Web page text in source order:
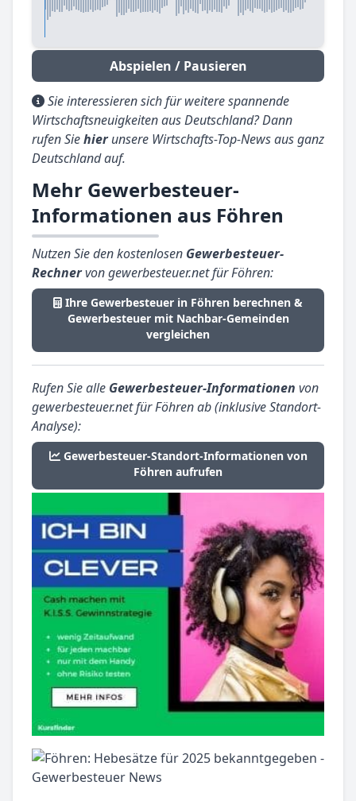
Abspielen / Pausieren
Sie interessieren sich für weitere spannende
Wirtschaftsneuigkeiten aus Deutschland? Dann
rufen Siehierunsere Wirtschafts-Top-News aus ganz
Deutschland auf.
Mehr Gewerbesteuer-
Informationen aus Föhren
Nutzen Sie den kostenlosen Gewerbesteuer-
Rechnervon gewerbesteuer.net für Föhren:
Ihre Gewerbesteuer in Föhren berechnen &
Gewerbesteuer mit Nachbar-Gemeinden
vergleichen
Rufen Sie alle Gewerbesteuer-Informationen von
gewerbesteuer.net für Föhren ab (inklusive Standort-
Analyse):
Gewerbesteuer-Standort-Informationen von
Föhren aufrufen